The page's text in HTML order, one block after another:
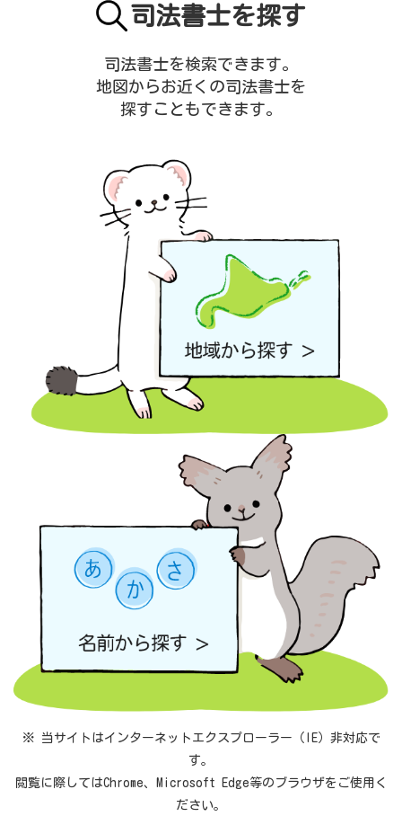
司法書士を探す
司法書士を検索できます。
地図からお近くの司法書士を
探すこともできます。
※ 当サイトはインターネットエクスプローラー（IE）非対応で
す。
閲覧に際してはChrome、Microsoft Edge等のブラウザをご使用く
ださい。